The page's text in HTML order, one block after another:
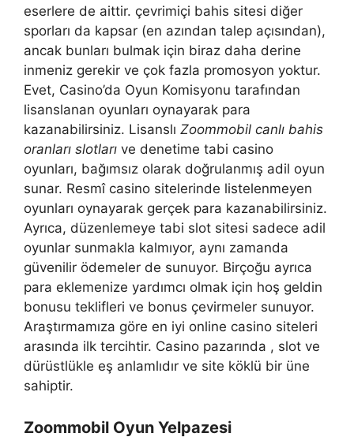
eserlere de aittir. çevrimiçi bahis sitesi diğer
sporları da kapsar (en azından talep açısından),
ancak bunları bulmak için biraz daha derine
inmeniz gerekir ve çok fazla promosyon yoktur.
Evet, Casino’da Oyun Komisyonu tarafından
lisanslanan oyunları oynayarak para
kazanabilirsiniz. Lisanslı Zoommobil canlı bahis
oranları slotları ve denetime tabi casino
oyunları, bağımsız olarak doğrulanmış adil oyun
sunar. Resmî casino sitelerinde listelenmeyen
oyunları oynayarak gerçek para kazanabilirsiniz.
Ayrıca, düzenlemeye tabi slot sitesi sadece adil
oyunlar sunmakla kalmıyor, aynı zamanda
güvenilir ödemeler de sunuyor. Birçoğu ayrıca
para eklemenize yardımcı olmak için hoş geldin
bonusu teklifleri ve bonus çevirmeler sunuyor.
Araştırmamıza göre en iyi online casino siteleri
arasında ilk tercihtir. Casino pazarında , slot ve
dürüstlükle eş anlamlıdır ve site köklü bir üne
sahiptir.
Zoommobil Oyun Yelpazesi